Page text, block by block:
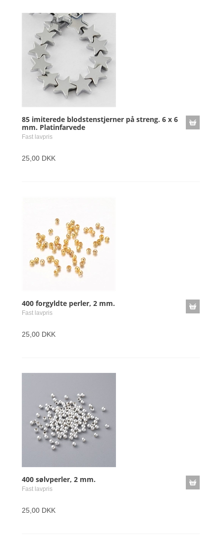
85 imiterede blodstenstjerner på streng. 6 x 6
mm. Platinfarvede
Fast lavpris
25,00 DKK
400 forgyldte perler, 2 mm.
Fast lavpris
25,00 DKK
400 sølvperler, 2 mm.
Fast lavpris
25,00 DKK